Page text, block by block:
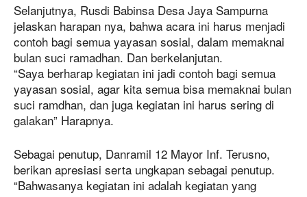
Selanjutnya, Rusdi Babinsa Desa Jaya Sampurna
jelaskan harapan nya, bahwa acara ini harus menjadi
contoh bagi semua yayasan sosial, dalam memaknai
bulan suci ramadhan. Dan berkelanjutan.
“Saya berharap kegiatan ini jadi contoh bagi semua
yayasan sosial, agar kita semua bisa memaknai bulan
suci ramdhan, dan juga kegiatan ini harus sering di
galakan” Harapnya.
Sebagai penutup, Danramil 12 Mayor Inf. Terusno,
berikan apresiasi serta ungkapan sebagai penutup.
“Bahwasanya kegiatan ini adalah kegiatan yang